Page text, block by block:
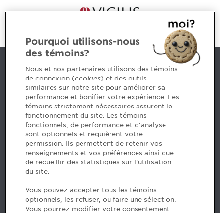
Contact us
5, Place Ville Marie, bureau 800, Montréal (Québec)
H3B 2G2
www.cpaquebec.ca
Questions? Ask our team >
Want to make the Order a part of your career? See
our job offers >
Facebook - Devenir CPA
Instagram
Pourquoi utilisons-nous
des témoins?
Nous et nos partenaires utilisons des témoins
de connexion (cookies) et des outils
similaires sur notre site pour améliorer sa
performance et bonifier votre expérience. Les
témoins strictement nécessaires assurent le
fonctionnement du site. Les témoins
fonctionnels, de performance et d'analyse
sont optionnels et requièrent votre
permission. Ils permettent de retenir vos
renseignements et vos préférences ainsi que
de recueillir des statistiques sur l'utilisation
du site.
Vous pouvez accepter tous les témoins
optionnels, les refuser, ou faire une sélection.
Vous pourrez modifier votre consentement